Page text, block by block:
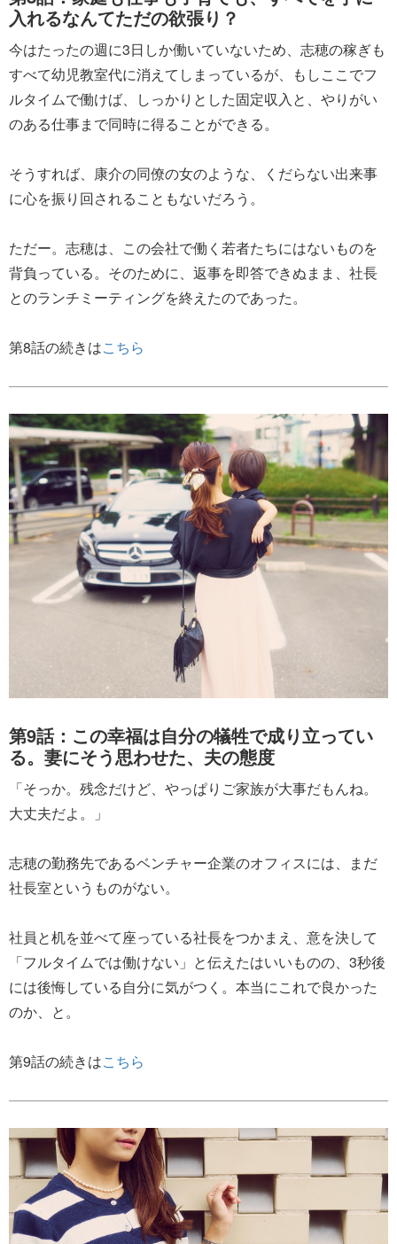
入れるなんてただの欲張り？
今はたったの週に3日しか働いていないため、志穂の稼ぎも
すべて幼児教室代に消えてしまっているが、もしここでフ
ルタイムで働けば、しっかりとした固定収入と、やりがい
のある仕事まで同時に得ることができる。
そうすれば、康介の同僚の女のような、くだらない出来事
に心を振り回されることもないだろう。
ただー。志穂は、この会社で働く若者たちにはないものを
背負っている。そのために、返事を即答できぬまま、社長
とのランチミーティングを終えたのであった。
第8話の続きはこちら
第9話：この幸福は自分の犠牲で成り立ってい
る。妻にそう思わせた、夫の態度
「そっか。残念だけど、やっぱりご家族が大事だもんね。
大丈夫だよ。」
志穂の勤務先であるベンチャー企業のオフィスには、まだ
社長室というものがない。
社員と机を並べて座っている社長をつかまえ、意を決して
「フルタイムでは働けない」と伝えたはいいものの、3秒後
には後悔している自分に気がつく。本当にこれで良かった
のか、と。
第9話の続きはこちら